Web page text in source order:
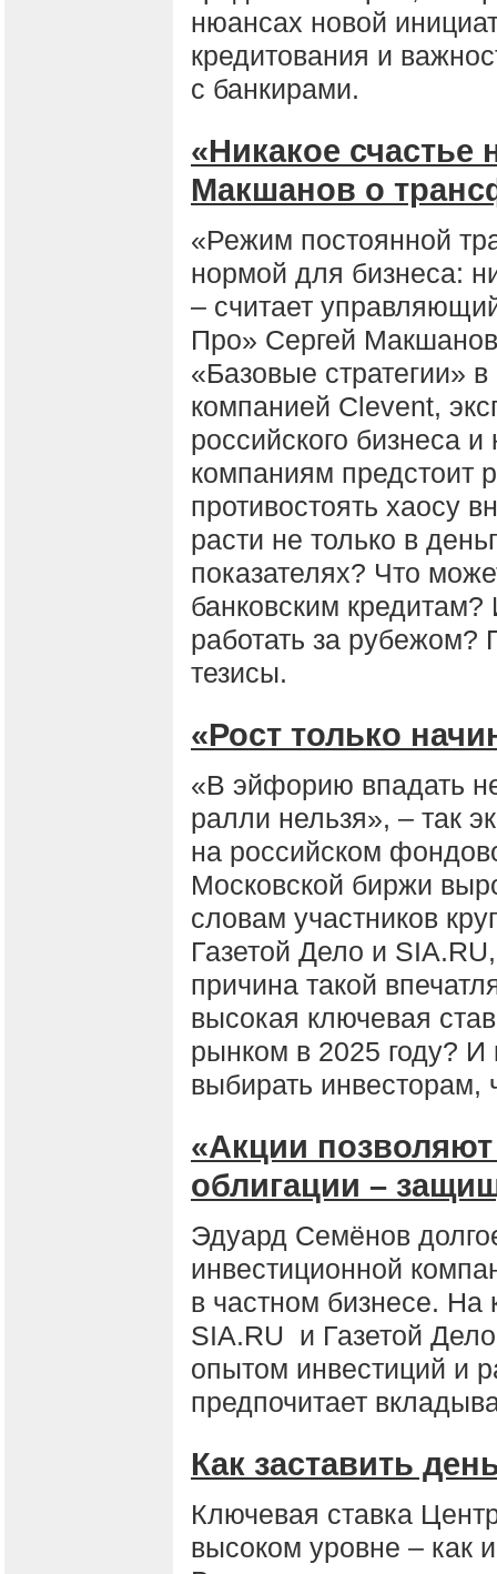
нюансах новой
кредитования и
с банкирами.
«Никакое счастье
Макшанов о
«Режим постоянной
нормой для бизнеса:
– считает
Про» Сергей
«Базовые стратегии»
компанией Clevent,
российского бизнеса
компаниям предстоит
противостоять хаосу
расти не только в
показателях? Что
банковским
работать за рубежом?
тезисы.
«Рост только
«В эйфорию впадать
ралли нельзя», – так
на российском
Московской биржи
словам участников
Газетой Дело и
причина такой
высокая ключевая
рынком в 2025 году? И
выбирать
«Акции
облигации –
Эдуард Семёнов
инвестиционной
в частном бизнесе. На
SIA.RU и Газетой
опытом инвестиций и
предпочитает
Как заставить
Ключевая ставка
высоком уровне – как